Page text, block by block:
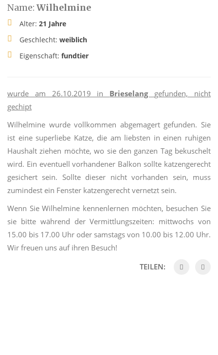
Name: Wilhelmine
Alter: 21 Jahre
Geschlecht: weiblich
Eigenschaft: fundtier
wurde am 26.10.2019 in Brieselang gefunden, nicht
gechipt
Wilhelmine wurde vollkommen abgemagert gefunden. Sie
ist eine superliebe Katze, die am liebsten in einen ruhigen
Haushalt ziehen möchte, wo sie den ganzen Tag bekuschelt
wird. Ein eventuell vorhandener Balkon sollte katzengerecht
gesichert sein. Sollte dieser nicht vorhanden sein, muss
zumindest ein Fenster katzengerecht vernetzt sein.
Wenn Sie Wilhelmine kennenlernen möchten, besuchen Sie
sie bitte während der Vermittlungszeiten: mittwochs von
15.00 bis 17.00 Uhr oder samstags von 10.00 bis 12.00 Uhr.
Wir freuen uns auf ihren Besuch!
TEILEN: